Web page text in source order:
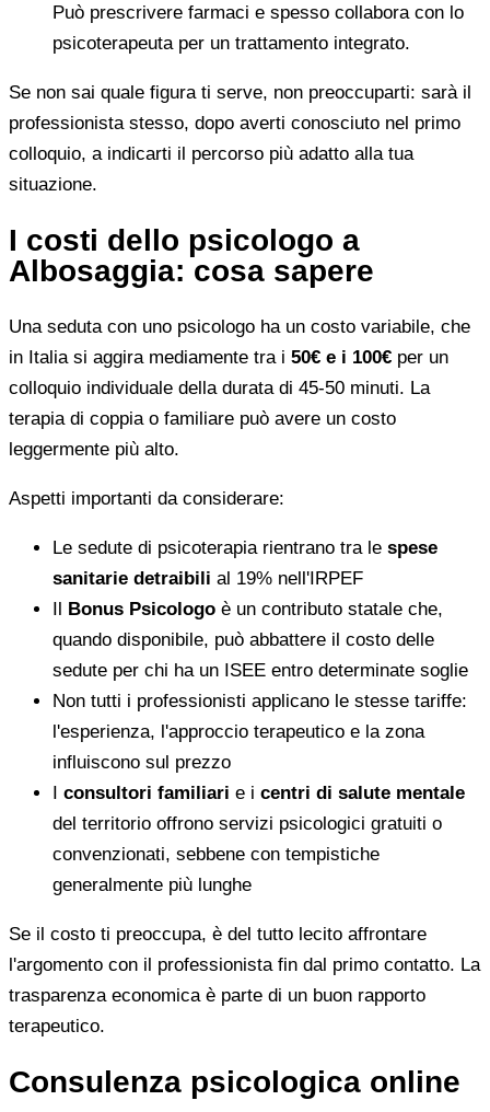
Può prescrivere farmaci e spesso collabora con lo
psicoterapeuta per un trattamento integrato.
Se non sai quale figura ti serve, non preoccuparti: sarà il
professionista stesso, dopo averti conosciuto nel primo
colloquio, a indicarti il percorso più adatto alla tua
situazione.
I costi dello psicologo a
Albosaggia: cosa sapere
Una seduta con uno psicologo ha un costo variabile, che
in Italia si aggira mediamente tra i 50€ e i 100€ per un
colloquio individuale della durata di 45-50 minuti. La
terapia di coppia o familiare può avere un costo
leggermente più alto.
Aspetti importanti da considerare:
Le sedute di psicoterapia rientrano tra le spese
sanitarie detraibili al 19% nell'IRPEF
Il Bonus Psicologo è un contributo statale che,
quando disponibile, può abbattere il costo delle
sedute per chi ha un ISEE entro determinate soglie
Non tutti i professionisti applicano le stesse tariffe:
l'esperienza, l'approccio terapeutico e la zona
influiscono sul prezzo
I consultori familiari e i centri di salute mentale
del territorio offrono servizi psicologici gratuiti o
convenzionati, sebbene con tempistiche
generalmente più lunghe
Se il costo ti preoccupa, è del tutto lecito affrontare
l'argomento con il professionista fin dal primo contatto. La
trasparenza economica è parte di un buon rapporto
terapeutico.
Consulenza psicologica online